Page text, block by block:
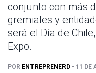
conjunto con más
gremiales y
será el Día de
Expo.
POR ENTREPRENERD - 11 DE